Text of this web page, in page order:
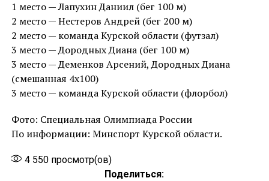
1 место — Лапухин Даниил (бег 100 м)
2 место — Нестеров Андрей (бег 200 м)
2 место — команда Курской области (футзал)
3 место — Дородных Диана (бег 100 м)
3 место — Деменков Арсений, Дородных Диана
(смешанная 4х100)
3 место — команда Курской области (флорбол)
Фото: Специальная Олимпиада России
По информации: Минспорт Курской области.
4 550просмотр(ов)
Поделиться: